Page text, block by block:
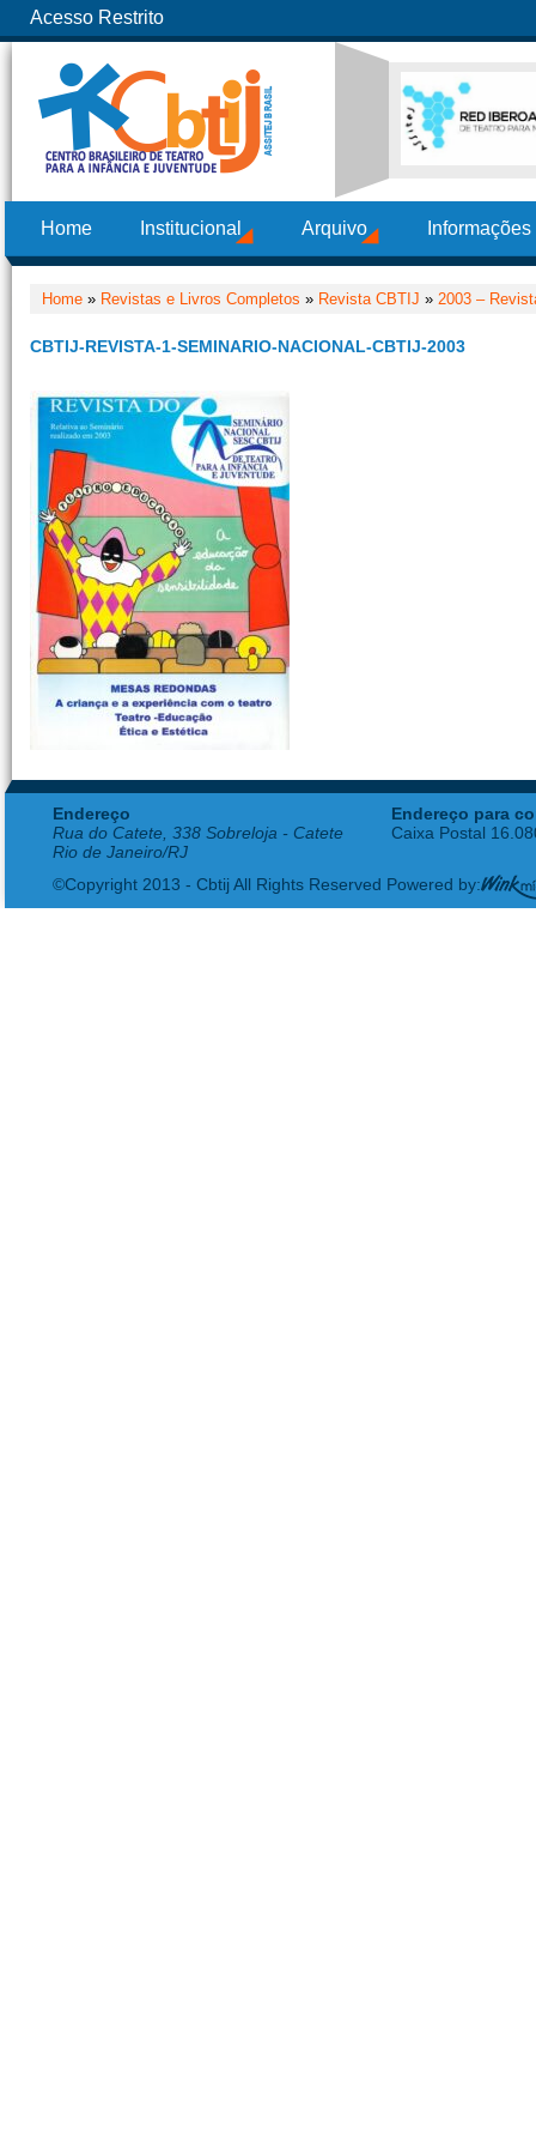
Acesso Restrito
Home Institucional Arquivo
Home » Revistas e Livros Completos » Revista CBTIJ » 2003 –
CBTIJ-REVISTA-1-SEMINARIO-NACIONAL-CBTIJ-2003
Endereço
Rua do Catete, 338 Sobreloja - Catete
Rio de Janeiro/RJ
Endereço para
Caixa Postal
©Copyright 2013 - Cbtij All Rights Reserved Powered by: